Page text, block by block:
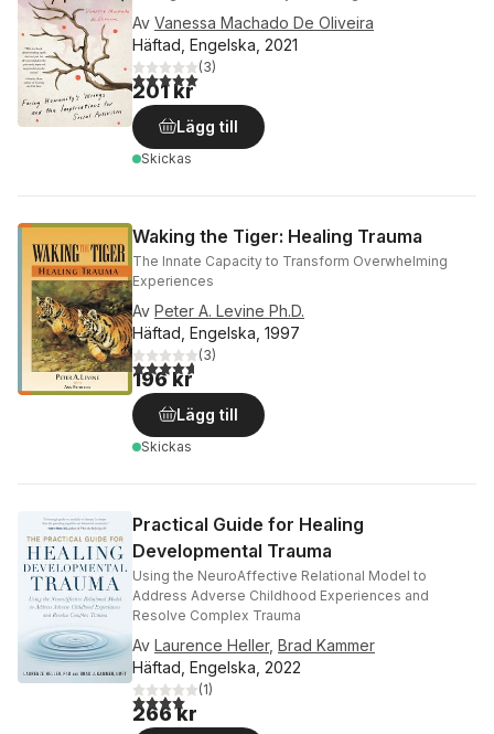
Av Vanessa Machado De Oliveira
Häftad, Engelska, 2021
5,0utav 5 stjärnor. Totalt antal röster:
(3)
201 kr
Lägg till
Skickas
Waking the Tiger: Healing Trauma
The Innate Capacity to Transform Overwhelming
Experiences
Av Peter A. Levine Ph.D.
Häftad, Engelska, 1997
4,7utav 5 stjärnor. Totalt antal röster:
(3)
196 kr
Lägg till
Skickas
Practical Guide for Healing
Developmental Trauma
Using the NeuroAffective Relational Model to
Address Adverse Childhood Experiences and
Resolve Complex Trauma
Av Laurence Heller, Brad Kammer
Häftad, Engelska, 2022
4,0utav 5 stjärnor. Totalt antal röster:
(1)
266 kr